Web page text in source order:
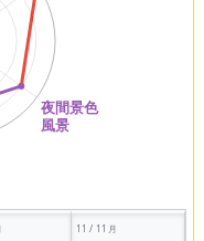
11 / 11月